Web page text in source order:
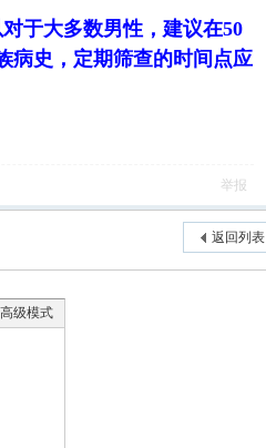
于大多数男性，建议在50
病史，定期筛查的时间点应
举报
返回列表
高级模式